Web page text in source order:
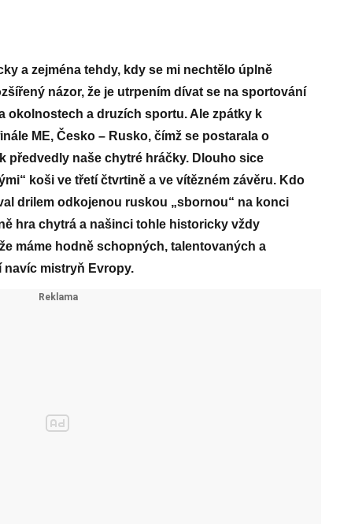
a zejména tehdy, kdy se mi nechtělo úplně
názor, že je utrpením dívat se na sportování
okolnostech a druzích sportu. Ale zpátky k
ME, Česko – Rusko, čímž se postarala o
předvedly naše chytré hráčky. Dlouho sice
koši ve třetí čtvrtině a ve vítězném závěru. Kdo
drilem odkojenou ruskou „sbornou“ na konci
hra chytrá a našinci tohle historicky vždy
máme hodně schopných, talentovaných a
mistryň Evropy.